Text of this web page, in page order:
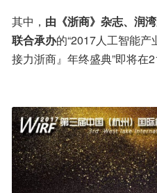
其中， 由《浙商》杂志、润
联合承办的“2017人工智能产
接力浙商』年终盛典”即将在